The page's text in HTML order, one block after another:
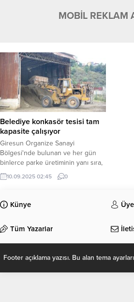
MOBİL REKLAM
Belediye konkasör tesisi tam
kapasite çalışıyor
Giresun Organize Sanayi
Bölgesi'nde bulunan ve her gün
binlerce parke üretiminin yanı sıra,
bordür ve yağmursuyu oluğu
imalatı yapılıyor.
10.09.2025 02:45 0
Künye
Tüm Yazarlar
Footer açıklama yazısı. Bu alan tema